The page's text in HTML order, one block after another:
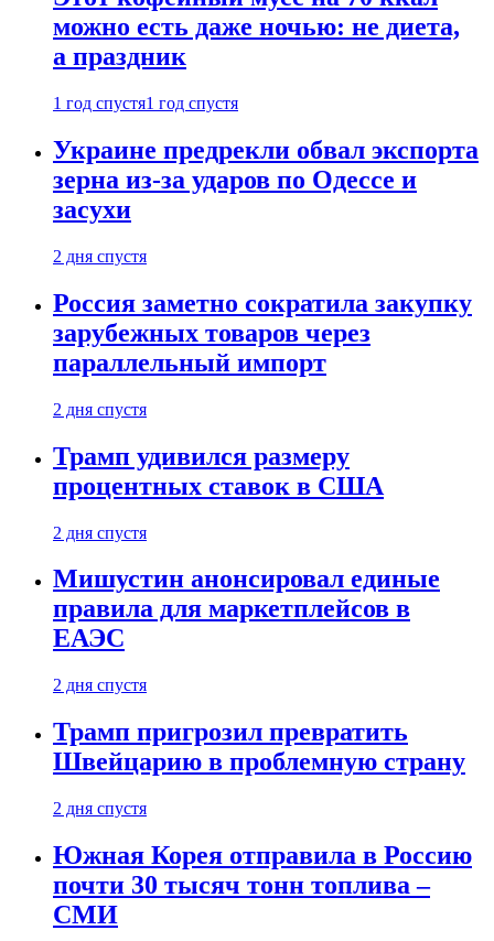
можно есть даже ночью: не диета,
а праздник
1 год спустя1 год спустя
Украине предрекли обвал экспорта
зерна из-за ударов по Одессе и
засухи
2 дня спустя
Россия заметно сократила закупку
зарубежных товаров через
параллельный импорт
2 дня спустя
Трамп удивился размеру
процентных ставок в США
2 дня спустя
Мишустин анонсировал единые
правила для маркетплейсов в
ЕАЭС
2 дня спустя
Трамп пригрозил превратить
Швейцарию в проблемную страну
2 дня спустя
Южная Корея отправила в Россию
почти 30 тысяч тонн топлива –
СМИ